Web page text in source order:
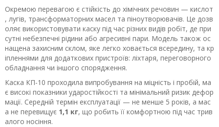
Окремою перевагою є стійкість до хімічних речовин — кислот
, лугів, трансформаторних масел та піноутворювачів. Це дозв
оляє використовувати каску під час різних видів робіт, де при
сутні небезпечні рідини або агресивні пари. Модель також ос
нащена захисним склом, яке легко ховається всередину, та кр
іпленнями для додаткових пристроїв: ліхтаря, переговорного
обладнання чи іншого спорядження.
Каска КП-10 проходила випробування на міцність і пробій, ма
є високі показники ударостійкості та мінімальний ризик дефор
мації. Середній термін експлуатації — не менше 5 років, а мас
а не перевищує 1,1 кг, що робить її комфортною під час трив
алого носіння.